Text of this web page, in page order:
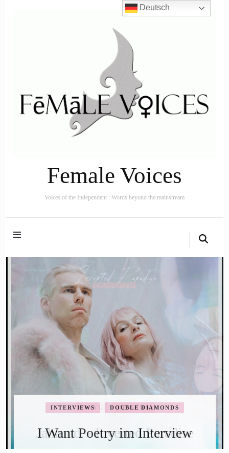
Female Voices
Voices of the Independent : Words beyond the mainstream
INTERVIEWS DOUBLE DIAMONDS
I Want Poetry im Interview
UNIQUE SINGLES
ZUSTRA ft. ANIQO & Joanna
Gemma Auguri – Lullaby for
Laing
Deutsch